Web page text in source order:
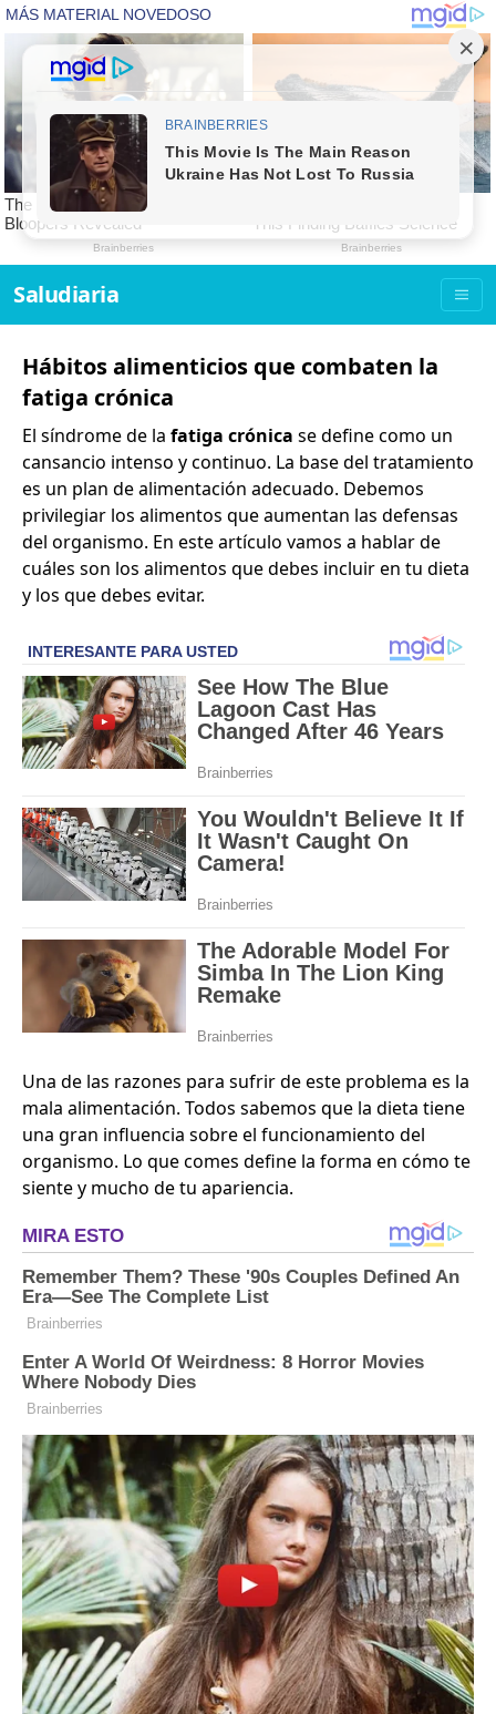
Saludiaria
Hábitos alimenticios que combaten la
fatiga crónica
El síndrome de la fatiga crónica se define como un
cansancio intenso y continuo. La base del tratamiento
es un plan de alimentación adecuado. Debemos
privilegiar los alimentos que aumentan las defensas
del organismo. En este artículo vamos a hablar de
cuáles son los alimentos que debes incluir en tu dieta
y los que debes evitar.
Una de las razones para sufrir de este problema es la
mala alimentación. Todos sabemos que la dieta tiene
una gran influencia sobre el funcionamiento del
organismo. Lo que comes define la forma en cómo te
siente y mucho de tu apariencia.